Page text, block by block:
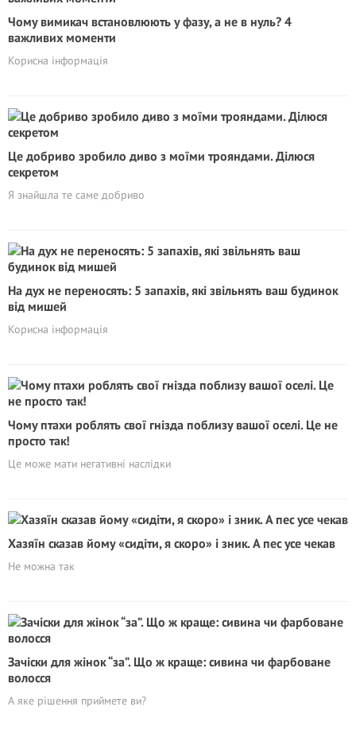
Чому вимикач встановлюють у фазу, а не в нуль? 4
важливих моменти
Корисна інформація
Це добриво зробило диво з моїми трояндами. Ділюся
секретом
Я знайшла те саме добриво
На дух не переносять: 5 запахів, які звільнять ваш будинок
від мишей
Корисна інформація
Чому птахи роблять свої гнізда поблизу вашої оселі. Це не
просто так!
Це може мати негативні наслідки
Хазяїн сказав йому «сидіти, я скоро» і зник. А пес усе чекав
Не можна так
Зачіски для жінок “за”. Що ж краще: сивина чи фарбоване
волосся
А яке рішення приймете ви?